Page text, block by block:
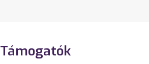
Támogatók